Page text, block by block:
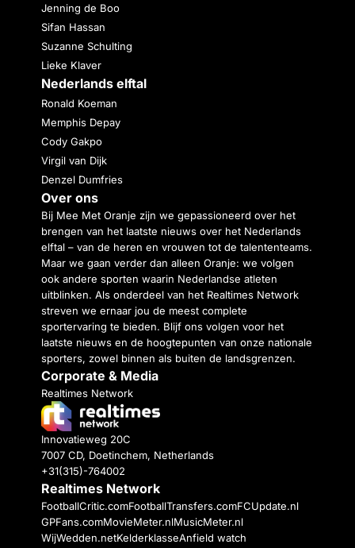
Jenning de Boo
Sifan Hassan
Suzanne Schulting
Lieke Klaver
Nederlands elftal
Ronald Koeman
Memphis Depay
Cody Gakpo
Virgil van Dijk
Denzel Dumfries
Over ons
Bij Mee Met Oranje zijn we gepassioneerd over het
brengen van het laatste nieuws over het Nederlands
elftal – van de heren en vrouwen tot de talententeams.
Maar we gaan verder dan alleen Oranje: we volgen
ook andere sporten waarin Nederlandse atleten
uitblinken. Als onderdeel van het Realtimes Network
streven we ernaar jou de meest complete
sportervaring te bieden. Blijf ons volgen voor het
laatste nieuws en de hoogtepunten van onze nationale
sporters, zowel binnen als buiten de landsgrenzen.
Corporate & Media
Realtimes Network
Innovatieweg 20C
7007 CD, Doetinchem, Netherlands
+31(315)-764002
Realtimes Network
FootballCritic.comFootballTransfers.comFCUpdate.nl
GPFans.comMovieMeter.nlMusicMeter.nl
WijWedden.netKelderklasseAnfield watch